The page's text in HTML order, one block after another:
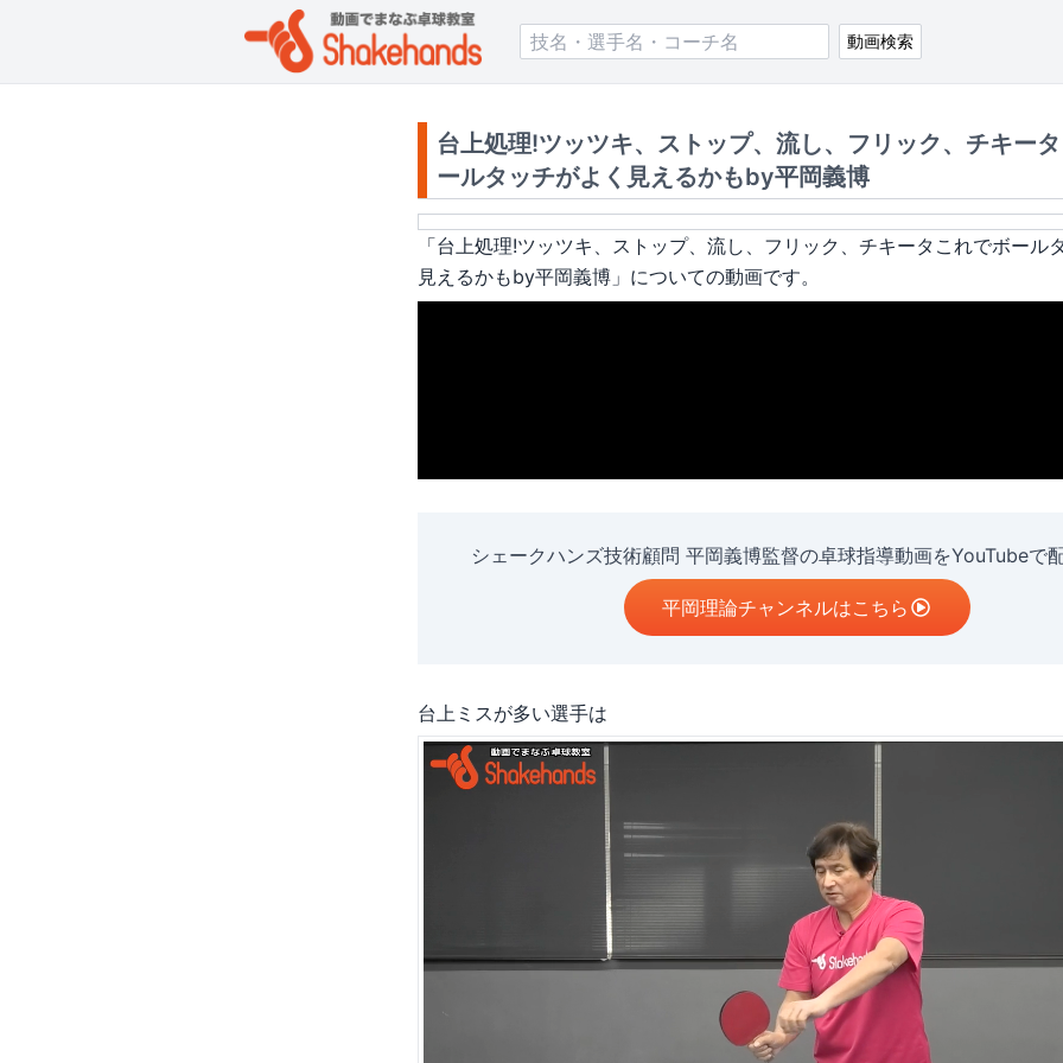
動画検索
台上処理!ツッツキ、ストップ、流し、フリック、チキー
ールタッチがよく見えるかもby平岡義博
「台上処理!ツッツキ、ストップ、流し、フリック、チキータこれでボール
見えるかもby平岡義博 」についての動画です。
シェークハンズ技術顧問 平岡義博監督の卓球指導動画をYouTubeで
平岡理論チャンネルはこちら
台上ミスが多い選手は